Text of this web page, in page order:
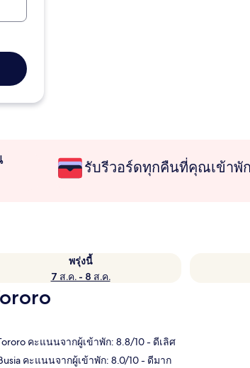
รับรีวอร์ดทุกคืนที่คุณเข้าพัก
พรุ่งนี้
7 ส.ค. - 8 ส.ค.
คะแนนจากผู้เข้าพัก: 8.8/10 - ดีเลิศ
คะแนนจากผู้เข้าพัก: 8.0/10 - ดีมาก